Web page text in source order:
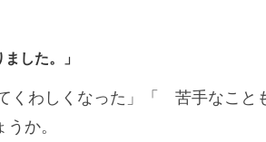
した。」
くわしくなった」「 苦手なこと
か。